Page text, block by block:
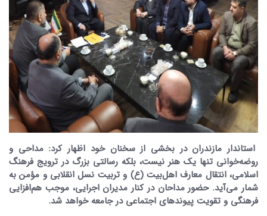
استاندار مازندران در بخشی از سخنان خود اظهار کرد: مداحی و
روضه‌خوانی تنها یک هنر نیست، بلکه رسالتی بزرگ در ترویج فرهنگ
اسلامی، انتقال معارف اهل‌بیت (ع) و تربیت نسل انقلابی و مؤمن به
شمار می‌آید. حضور مداحان در کنار مدیران اجرایی، موجب هم‌افزایی
فرهنگی و تقویت پیوندهای اجتماعی در جامعه خواهد شد.